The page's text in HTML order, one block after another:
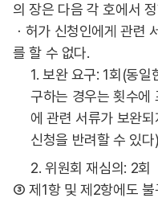
의 장은 다음 각 호에서
ㆍ허가 신청인에게 관련
를 할 수 없다.
1. 보완 요구: 1회(동
구하는 경우는 횟수에
에 관련 서류가 보완
신청을 반려할 수 있다)
2. 위원회 재심의: 2회
③ 제1항 및 제2항에도 불